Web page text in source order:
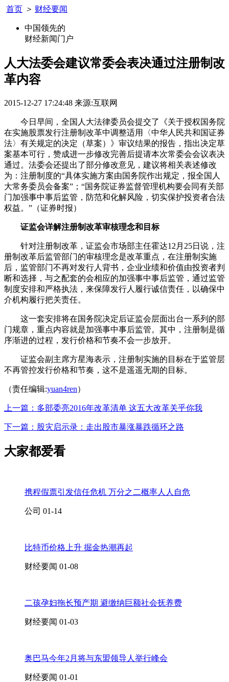
首页 ＞ 财经要闻
中国领先的
财经新闻门户
人大法委会建议常委会表决通过注册制改
革内容
2015-12-27 17:24:48 来源:互联网
今日早间，全国人大法律委员会提交了《关于授权国务院
在实施股票发行注册制改革中调整适用〈中华人民共和国证券
法〉有关规定的决定（草案）》审议结果的报告，指出决定草
案基本可行，赞成进一步修改完善后提请本次常委会会议表决
通过。法委会还提出了部分修改意见，建议将相关表述修改
为：注册制度的“具体实施方案由国务院作出规定，报全国人
大常务委员会备案”；“国务院证券监督管理机构要会同有关部
门加强事中事后监管，防范和化解风险，切实保护投资者合法
权益。”（证券时报）
证监会详解注册制改革审核理念和目标
针对注册制改革，证监会市场部主任霍达12月25日说，注
册制改革后监管部门的审核理念是改革重点，在注册制实施
后，监管部门不再对发行人背书，企业业绩和价值由投资者判
断和选择，与之配套的会相应的加强事中事后监管，通过监管
制度安排和严格执法，来保障发行人履行诚信责任，以确保中
介机构履行把关责任。
这一套安排将在国务院决定后证监会层面出台一系列的部
门规章，重点内容就是加强事中事后监管。其中，注册制是循
序渐进的过程，发行价格和节奏不会一步放开。
证监会副主席方星海表示，注册制实施的目标在于监管层
不再管控发行价格和节奏，这不是遥遥无期的目标。
（责任编辑:yuan4ren）
上一篇：多部委亮2016年改革清单 这五大改革关乎你我
下一篇：股灾启示录：走出股市暴涨暴跌循环之路
大家都爱看
携程假票引发信任危机 万分之二概率人人自危
公司 01-14
比特币价格上升 掘金热潮再起
财经要闻 01-08
二孩孕妇拖长预产期 避缴纳巨额社会抚养费
财经要闻 01-03
奥巴马今年2月将与东盟领导人举行峰会
财经要闻 01-01